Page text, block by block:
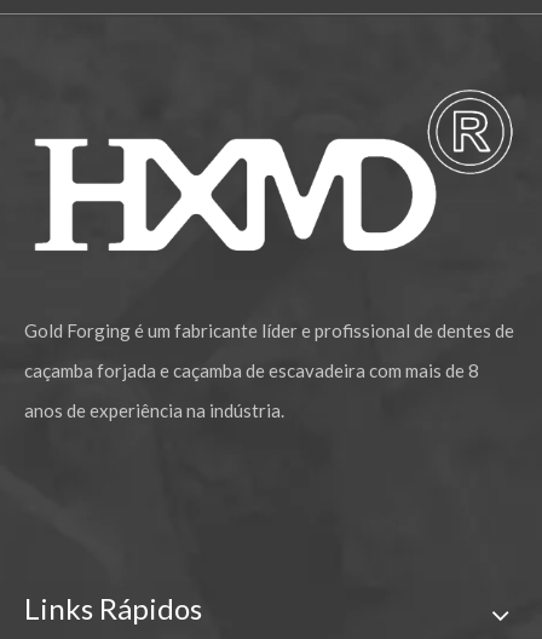
Dente de caçamba forjada com cinzel mecânico Komatsu PC400 208-70-14152RC
Gold Forging é um fabricante líder e profissional de dentes de
caçamba forjada e caçamba de escavadeira com mais de 8
anos de experiência na indústria.
Links Rápidos